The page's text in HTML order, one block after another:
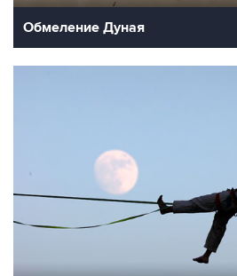
Обмеление Дуная